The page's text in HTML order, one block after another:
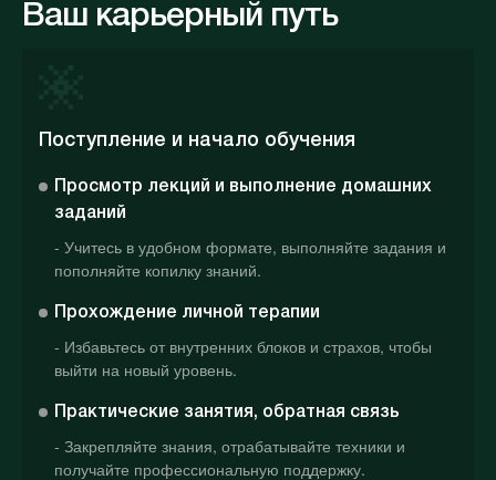
Ваш карьерный путь
Поступление и начало обучения
Просмотр лекций и выполнение домашних
заданий
- Учитесь в удобном формате, выполняйте задания и
пополняйте копилку знаний.
Прохождение личной терапии
- Избавьтесь от внутренних блоков и страхов, чтобы
выйти на новый уровень.
Практические занятия, обратная связь
- Закрепляйте знания, отрабатывайте техники и
получайте профессиональную поддержку.